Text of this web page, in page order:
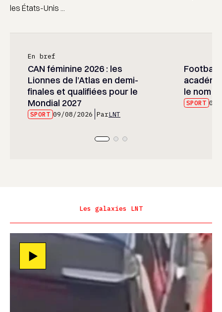
les États-Unis ...
En bref
CAN féminine 2026 : les
Lionnes de l’Atlas en demi-
finales et qualifiées pour le
Mondial 2027
SPORT 09/08/2026 ParLNT
Football
le nom
SPORT 09/
Les galaxies LNT